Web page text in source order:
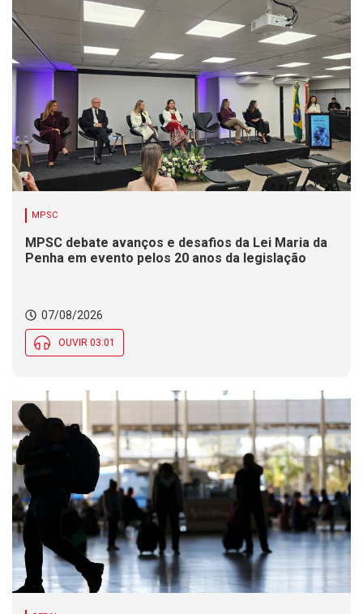
MPSC
MPSC debate avanços e desafios da Lei Maria da
Penha em evento pelos 20 anos da legislação
07/08/2026
OUVIR 03:01